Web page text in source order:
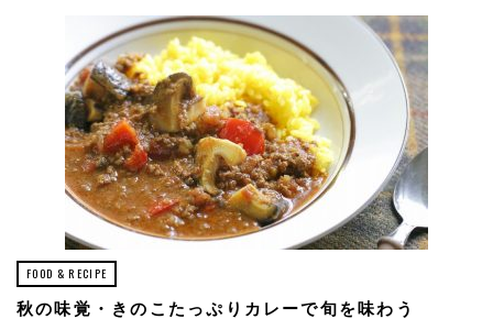
FOOD & RECIPE
秋の味覚・きのこたっぷりカレーで旬を味わう